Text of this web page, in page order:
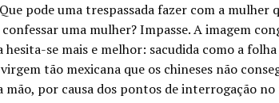
pode uma trespassada fazer com a mulher
uma mulher? Impasse. A imagem
se mais e melhor: sacudida como a
tão mexicana que os chineses não
por causa dos pontos de interrogação